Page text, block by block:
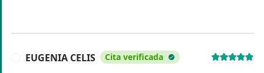
EUGENIA CELIS Cita verificada